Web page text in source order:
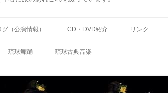
グ（公演情報） CD・DVD紹介 リンク
琉球舞踊 琉球古典音楽